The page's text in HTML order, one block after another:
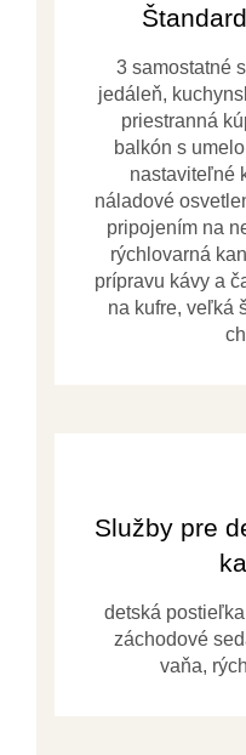
3 samostatné
jedáleň,
priestranná
balkón s
nastaviteľné
náladové
pripojením na
rýchlovarná
prípravu kávy a
na kufre, veľká
Služby pre
detská
záchodové
vaňa,